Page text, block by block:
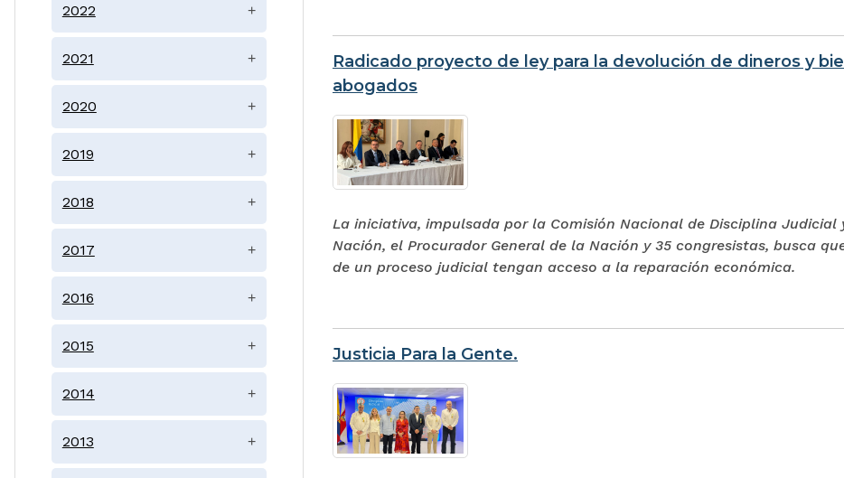
2022 +
2021 +
2020 +
2019 +
2018 +
2017 +
2016 +
2015 +
2014 +
2013 +
Radicado proyecto de ley para la devolución de dineros y
abogados
La iniciativa, impulsada por la Comisión Nacional de Disciplina
Nación, el Procurador General de la Nación y 35 congresistas, busca
de un proceso judicial tengan acceso a la reparación económica.
Justicia Para la Gente.